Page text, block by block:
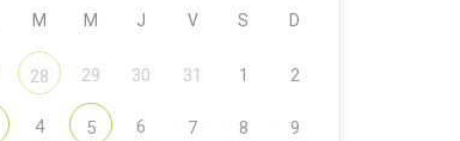
M M J V S D
28 29 30 31 1 2
4 5 6 7 8 9